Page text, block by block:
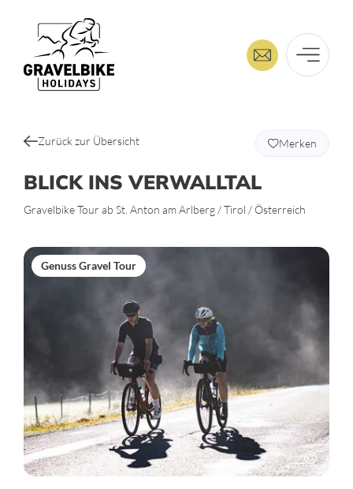
Zurück zur Übersicht
BLICK INS VERWALLTAL
Gravelbike Tour ab St. Anton am Arlberg / Tirol / Österreich
Merken
Genuss Gravel Tour